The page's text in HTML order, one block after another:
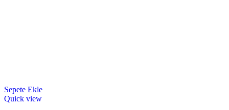
Sepete Ekle
Quick view